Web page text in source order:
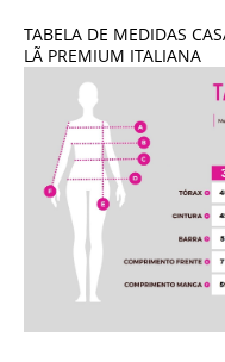
TABELA DE MEDIDAS
LÃ PREMIUM ITALIANA